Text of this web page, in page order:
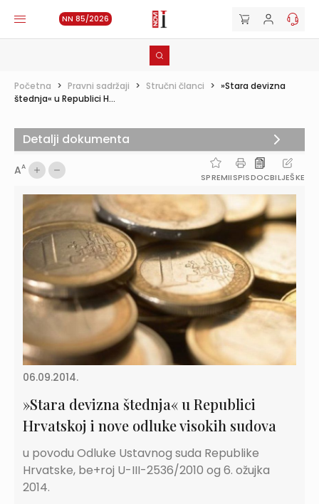
NN 85/2026
Početna > Pravni sadržaji > Stručni članci > »Stara devizna
štednja« u Republici H...
AA
SPREMIISPISDOCBILJEŠKE
06.09.2014.
»Stara devizna štednja« u Republici
Hrvatskoj i nove odluke visokih sudova
u povodu Odluke Ustavnog suda Republike
Hrvatske, be+roj U-III-2536/2010 og 6. ožujka
2014.
Detalji dokumenta